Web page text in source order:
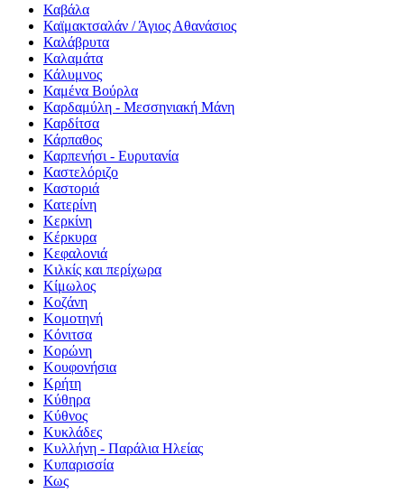
Καβάλα
Καϊμακτσαλάν / Άγιος Αθανάσιος
Καλάβρυτα
Καλαμάτα
Κάλυμνος
Καμένα Βούρλα
Καρδαμύλη - Μεσσηνιακή Μάνη
Καρδίτσα
Κάρπαθος
Καρπενήσι - Ευρυτανία
Καστελόριζο
Καστοριά
Κατερίνη
Κερκίνη
Κέρκυρα
Κεφαλονιά
Κιλκίς και περίχωρα
Κίμωλος
Κοζάνη
Κομοτηνή
Κόνιτσα
Κορώνη
Κουφονήσια
Κρήτη
Κύθηρα
Κύθνος
Κυκλάδες
Κυλλήνη - Παράλια Ηλείας
Κυπαρισσία
Κως